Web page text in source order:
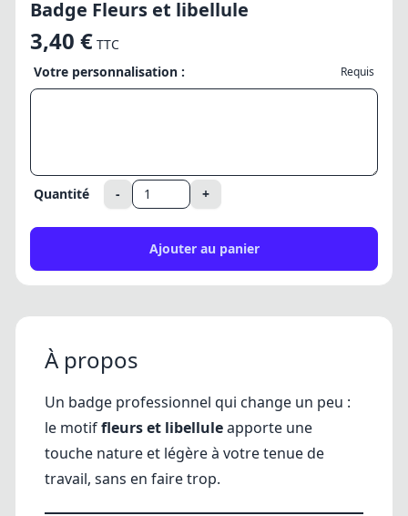
Badge Fleurs et libellule
3,40 € TTC
Votre personnalisation :
Requis
Quantité - +
Ajouter au panier
À propos
Un badge professionnel qui change un peu :
le motiffleurs et libelluleapporte une
touche nature et légère à votre tenue de
travail, sans en faire trop.